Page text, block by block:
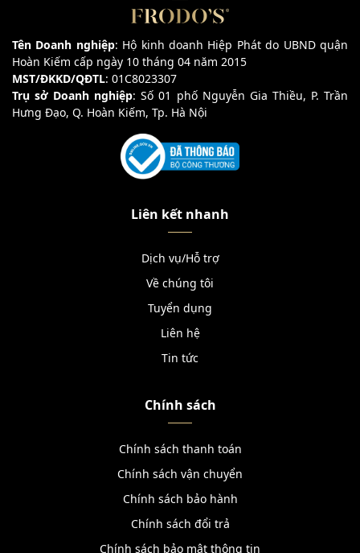
Tên Doanh nghiệp: Hộ kinh doanh Hiệp Phát do UBND quận
Hoàn Kiếm cấp ngày 10 tháng 04 năm 2015
MST/ĐKKD/QĐTL: 01C8023307
Trụ sở Doanh nghiệp: Số 01 phố Nguyễn Gia Thiều, P. Trần
Hưng Đạo, Q. Hoàn Kiếm, Tp. Hà Nội
Liên kết nhanh
Dịch vụ/Hỗ trợ
Về chúng tôi
Tuyển dụng
Liên hệ
Tin tức
Chính sách
Chính sách thanh toán
Chính sách vận chuyển
Chính sách bảo hành
Chính sách đổi trả
Chính sách bảo mật thông tin